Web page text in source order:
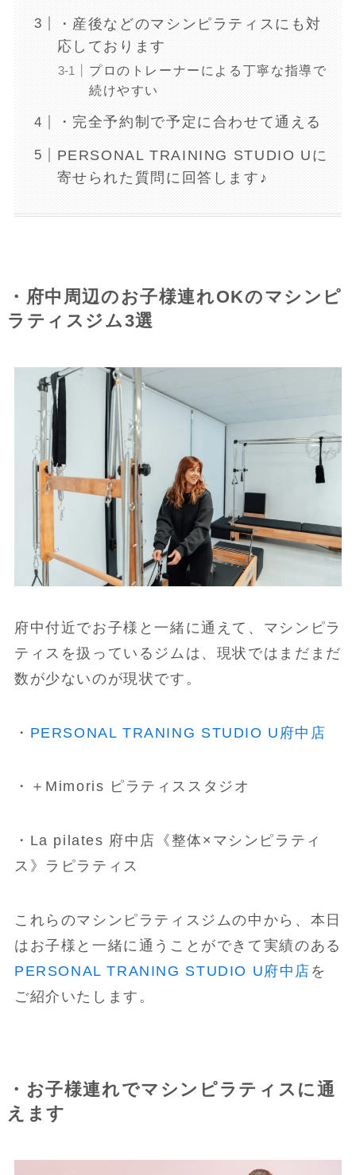
・産後などのマシンピラティスにも対
応しております
プロのトレーナーによる丁寧な指導で
続けやすい
・完全予約制で予定に合わせて通える
PERSONAL TRAINING STUDIO Uに
寄せられた質問に回答します♪
・府中周辺のお子様連れOKのマシンピ
ラティスジム3選
府中付近でお子様と一緒に通えて、マシンピラ
ティスを扱っているジムは、現状ではまだまだ
数が少ないのが現状です。
・ PERSONAL TRANING STUDIO U府中店
・＋Mimoris ピラティススタジオ
・La pilates 府中店《整体×マシンピラティ
ス》ラピラティス
これらのマシンピラティスジムの中から、本日
はお子様と一緒に通うことができて実績のある
PERSONAL TRANING STUDIO U府中店 を
ご紹介いたします。
・お子様連れでマシンピラティスに通
えます